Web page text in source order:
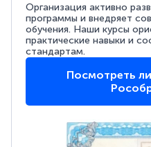
Организация активно
программы и внедряет
обучения. Наши курсы
практические навыки и
стандартам.
Посмотреть